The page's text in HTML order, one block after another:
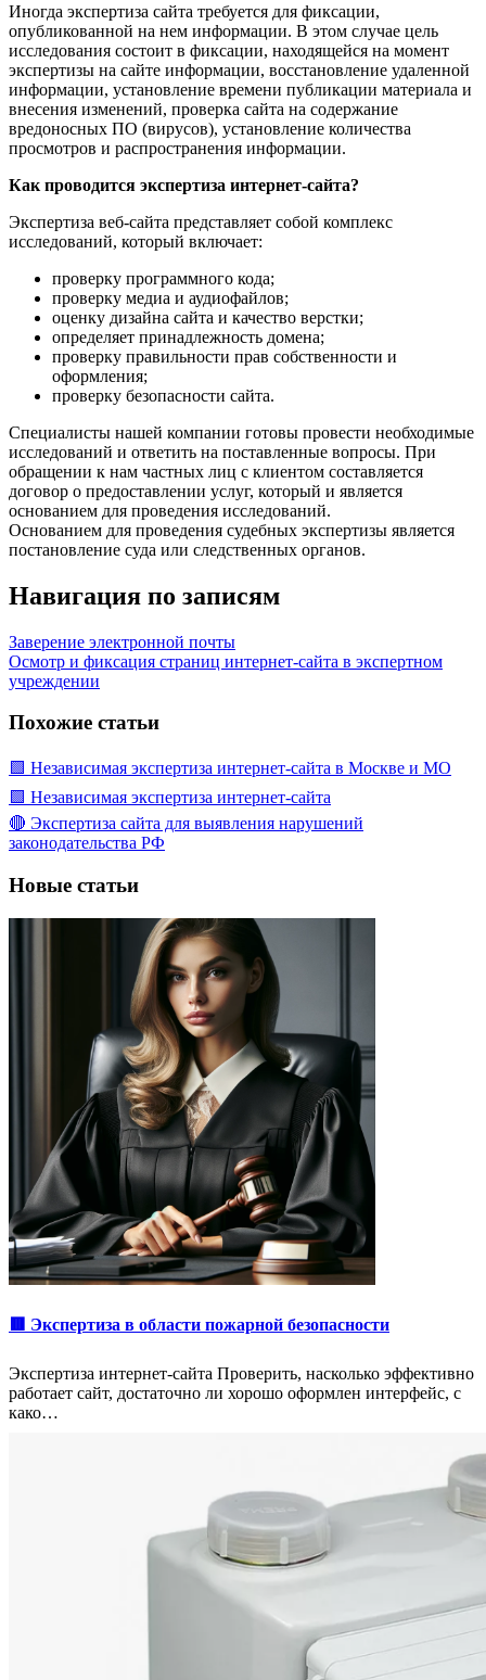
Иногда экспертиза сайта требуется для фиксации,
опубликованной на нем информации. В этом случае цель
исследования состоит в фиксации, находящейся на момент
экспертизы на сайте информации, восстановление удаленной
информации, установление времени публикации материала и
внесения изменений, проверка сайта на содержание
вредоносных ПО (вирусов), установление количества
просмотров и распространения информации.
Как проводится экспертиза интернет-сайта?
Экспертиза веб-сайта представляет собой комплекс
исследований, который включает:
проверку программного кода;
проверку медиа и аудиофайлов;
оценку дизайна сайта и качество верстки;
определяет принадлежность домена;
проверку правильности прав собственности и
оформления;
проверку безопасности сайта.
Специалисты нашей компании готовы провести необходимые
исследований и ответить на поставленные вопросы. При
обращении к нам частных лиц с клиентом составляется
договор о предоставлении услуг, который и является
основанием для проведения исследований.
Основанием для проведения судебных экспертизы является
постановление суда или следственных органов.
Навигация по записям
Заверение электронной почты
Осмотр и фиксация страниц интернет-сайта в экспертном
учреждении
Похожие статьи
🟩 Независимая экспертиза интернет-сайта в Москве и МО
🟩 Независимая экспертиза интернет-сайта
🔴 Экспертиза сайта для выявления нарушений
законодательства РФ
Новые статьи
🟥 Экспертиза в области пожарной безопасности
Экспертиза интернет-сайта Проверить, насколько эффективно
работает сайт, достаточно ли хорошо оформлен интерфейс, с
како…